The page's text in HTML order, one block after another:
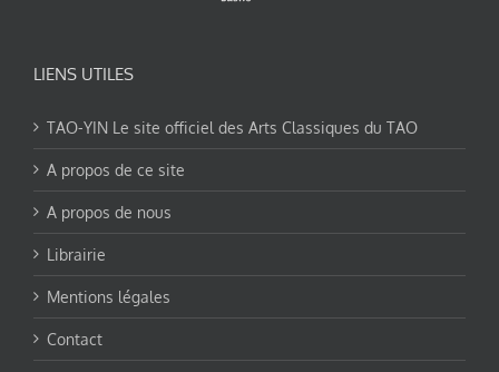
LIENS UTILES
TAO-YIN Le site officiel des Arts Classiques du TAO
A propos de ce site
A propos de nous
Librairie
Mentions légales
Contact